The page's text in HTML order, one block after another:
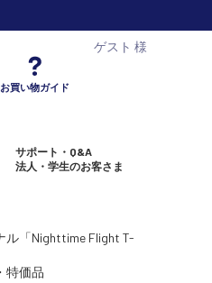
ゲスト 様
お買い物ガイド
サポート・Q&A
法人・学生のお客さま